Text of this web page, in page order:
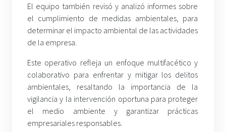
El equipo también revisó y analizó informes sobre
el cumplimiento de medidas ambientales, para
determinar el impacto ambiental de las actividades
de la empresa.
Este operativo refleja un enfoque multifacético y
colaborativo para enfrentar y mitigar los delitos
ambientales, resaltando la importancia de la
vigilancia y la intervención oportuna para proteger
el medio ambiente y garantizar prácticas
empresariales responsables.